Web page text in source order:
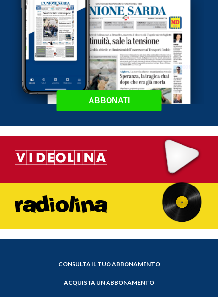
ABBONATI
CONSULTA IL TUO ABBONAMENTO
ACQUISTA UN ABBONAMENTO